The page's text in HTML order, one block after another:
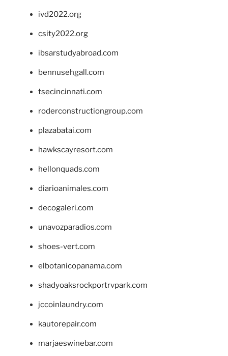
ivd2022.org
csity2022.org
ibsarstudyabroad.com
bennusehgall.com
tsecincinnati.com
roderconstructiongroup.com
plazabatai.com
hawkscayresort.com
hellonquads.com
diarioanimales.com
decogaleri.com
unavozparadios.com
shoes-vert.com
elbotanicopanama.com
shadyoaksrockportrvpark.com
jccoinlaundry.com
kautorepair.com
marjaeswinebar.com